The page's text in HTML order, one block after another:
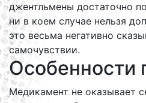
джентльмены достаточно
ни в коем случае нельзя
это весьма негативно
самочувствии.
Особенности
Медикамент не оказывает